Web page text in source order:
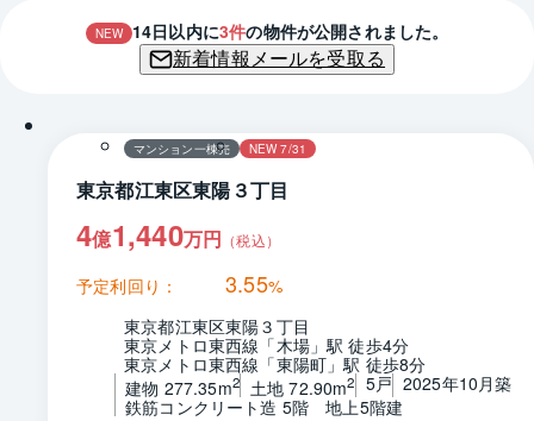
NEW 14日以内に3件の物件が公開されました。
新着情報メールを受取る
マンション一棟売 NEW 7/31
東京都江東区東陽３丁目
4億1,440万円 （税込）
予定利回り： 3.55%
東京都江東区東陽３丁目
東京メトロ東西線「木場」駅 徒歩4分
東京メトロ東西線「東陽町」駅 徒歩8分
建物 277.35m2 土地 72.90m2 5戸 2025年10月築
鉄筋コンクリート造 5階　地上5階建